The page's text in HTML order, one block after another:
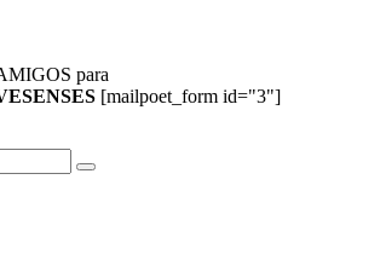
para
[mailpoet_form id="3"]